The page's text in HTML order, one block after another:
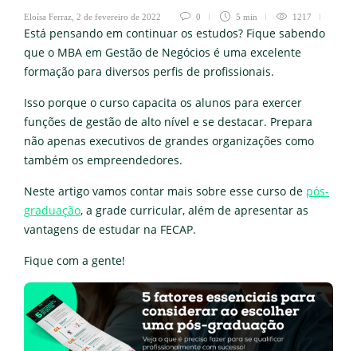
Eloísa Ferraz 2 de fevereiro de 2022 0 5 min 1217
Está pensando em continuar os estudos? Fique sabendo
que o MBA em Gestão de Negócios é uma excelente
formação para diversos perfis de profissionais.
Isso porque o curso capacita os alunos para exercer
funções de gestão de alto nível e se destacar. Prepara
não apenas executivos de grandes organizações como
também os empreendedores.
Neste artigo vamos contar mais sobre esse curso de pós-
graduação, a grade curricular, além de apresentar as
vantagens de estudar na FECAP.
Fique com a gente!